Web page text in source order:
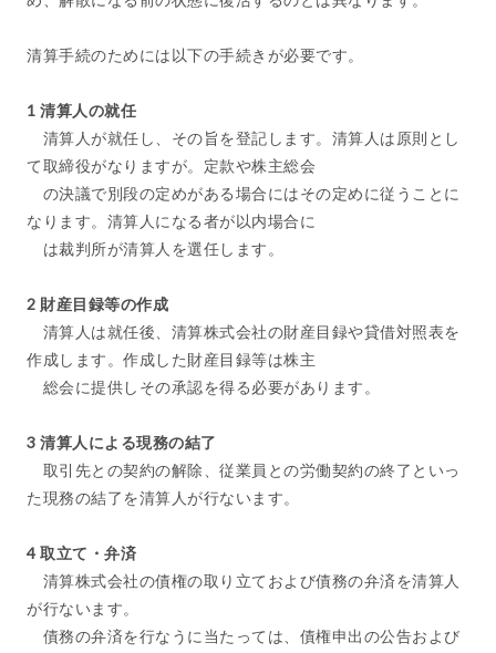
清算手続のためには以下の手続きが必要です。
1 清算人の就任
清算人が就任し、その旨を登記します。清算人は原則とし
て取締役がなりますが。定款や株主総会
の決議で別段の定めがある場合にはその定めに従うことに
なります。清算人になる者が以内場合に
は裁判所が清算人を選任します。
2 財産目録等の作成
清算人は就任後、清算株式会社の財産目録や貸借対照表を
作成します。作成した財産目録等は株主
総会に提供しその承認を得る必要があります。
3 清算人による現務の結了
取引先との契約の解除、従業員との労働契約の終了といっ
た現務の結了を清算人が行ないます。
4 取立て・弁済
清算株式会社の債権の取り立ておよび債務の弁済を清算人
が行ないます。
債務の弁済を行なうに当たっては、債権申出の公告および